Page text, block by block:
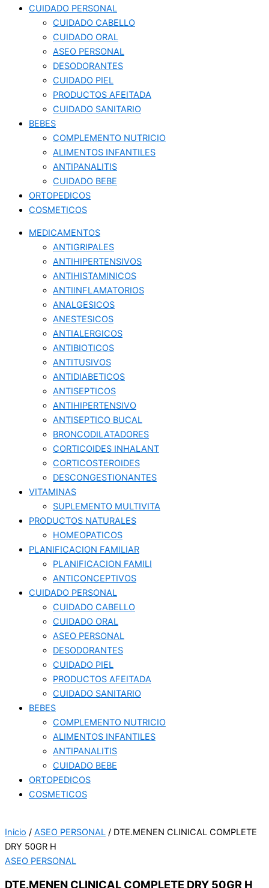
CUIDADO PERSONAL
CUIDADO CABELLO
CUIDADO ORAL
ASEO PERSONAL
DESODORANTES
CUIDADO PIEL
PRODUCTOS AFEITADA
CUIDADO SANITARIO
BEBES
COMPLEMENTO NUTRICIO
ALIMENTOS INFANTILES
ANTIPANALITIS
CUIDADO BEBE
ORTOPEDICOS
COSMETICOS
MEDICAMENTOS
ANTIGRIPALES
ANTIHIPERTENSIVOS
ANTIHISTAMINICOS
ANTIINFLAMATORIOS
ANALGESICOS
ANESTESICOS
ANTIALERGICOS
ANTIBIOTICOS
ANTITUSIVOS
ANTIDIABETICOS
ANTISEPTICOS
ANTIHIPERTENSIVO
ANTISEPTICO BUCAL
BRONCODILATADORES
CORTICOIDES INHALANT
CORTICOSTEROIDES
DESCONGESTIONANTES
VITAMINAS
SUPLEMENTO MULTIVITA
PRODUCTOS NATURALES
HOMEOPATICOS
PLANIFICACION FAMILIAR
PLANIFICACION FAMILI
ANTICONCEPTIVOS
CUIDADO PERSONAL
CUIDADO CABELLO
CUIDADO ORAL
ASEO PERSONAL
DESODORANTES
CUIDADO PIEL
PRODUCTOS AFEITADA
CUIDADO SANITARIO
BEBES
COMPLEMENTO NUTRICIO
ALIMENTOS INFANTILES
ANTIPANALITIS
CUIDADO BEBE
ORTOPEDICOS
COSMETICOS
Inicio / ASEO PERSONAL / DTE.MENEN CLINICAL COMPLETE
DRY 50GR H
ASEO PERSONAL
DTE.MENEN CLINICAL COMPLETE DRY 50GR H